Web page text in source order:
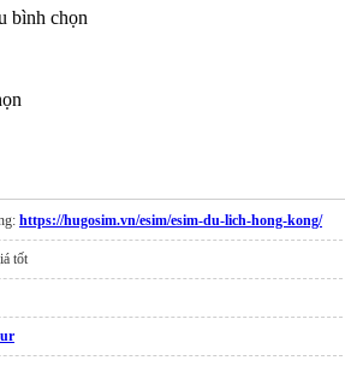
bình chọn
https://hugosim.vn/esim/esim-du-lich-hong-kong/
tốt